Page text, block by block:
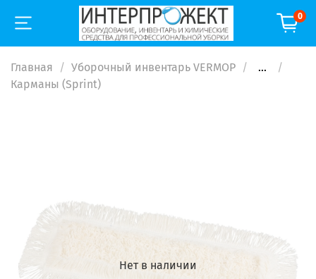
0
Главная Уборочный инвентарь VERMOP
...
Карманы (Sprint)
Нет в наличии